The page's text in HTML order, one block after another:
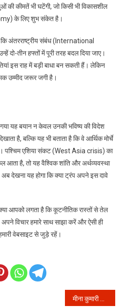
की कीमतें भी घटेंगी, जो किसी भी विकासशील
के लिए शुभ संकेत है।
कि अंतरराष्ट्रीय संबंध (International
दो-तीन हफ्तों में पूरी तरह बदल दिया जाए।
इस राह में बड़ी बाधा बन सकती हैं। लेकिन
उम्मीद जरूर जगी है।
यह बयान न केवल उनकी भविष्य की विदेश
है, बल्कि यह भी बताता है कि वे आर्थिक मोर्चे
पश्चिम एशिया संकट (West Asia crisis) का
आता है, तो यह वैश्विक शांति और अर्थव्यवस्था
अब देखना यह होगा कि क्या ट्रंप अपने इस दावे
आपको लगता है कि कूटनीतिक रास्तों से तेल
विचार हमारे साथ साझा करें और ऐसी ही
वेबसाइट से जुड़े रहें।